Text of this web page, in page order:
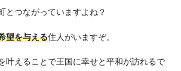
とつながっていますよね？
望を与える住人がいますぞ。
叶えることで王国に幸せと平和が訪れるで